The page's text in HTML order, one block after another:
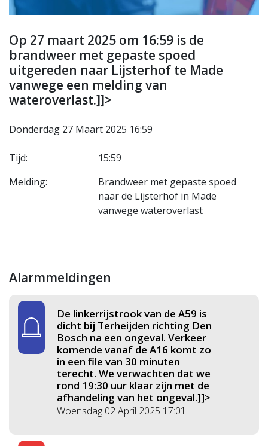
Op 27 maart 2025 om 16:59 is de
brandweer met gepaste spoed
uitgereden naar Lijsterhof te Made
vanwege een melding van
wateroverlast.]]>
Donderdag 27 Maart 2025 16:59
Tijd:
Melding:
15:59
Brandweer met gepaste spoed
naar de Lijsterhof in Made
vanwege wateroverlast
Alarmmeldingen
De linkerrijstrook van de A59 is
dicht bij Terheijden richting Den
Bosch na een ongeval. Verkeer
komende vanaf de A16 komt zo
in een file van 30 minuten
terecht. We verwachten dat we
rond 19:30 uur klaar zijn met de
afhandeling van het ongeval.]]>
Woensdag 02 April 2025 17:01